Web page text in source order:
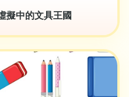
擬中的文具王國